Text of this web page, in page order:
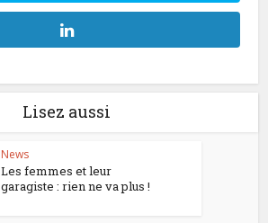
Lisez aussi
News
Les femmes et leur
garagiste : rien ne va plus !